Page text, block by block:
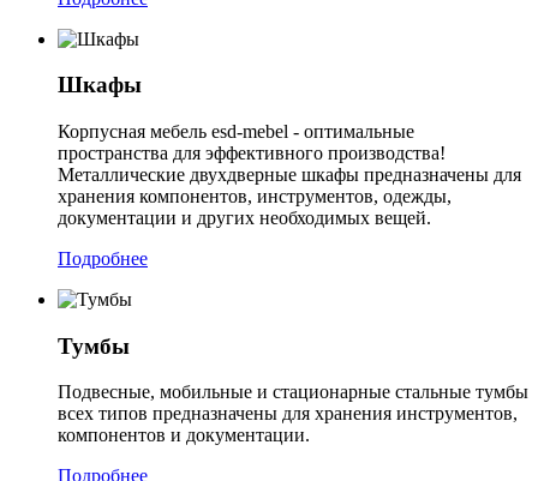
Шкафы
Корпусная мебель esd-mebel - оптимальные
пространства для эффективного производства!
Металлические двухдверные шкафы предназначены для
хранения компонентов, инструментов, одежды,
документации и других необходимых вещей.
Подробнее
Тумбы
Подвесные, мобильные и стационарные стальные тумбы
всех типов предназначены для хранения инструментов,
компонентов и документации.
Подробнее